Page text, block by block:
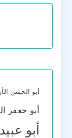
أبو الحسن
أبو جعفر
أبو